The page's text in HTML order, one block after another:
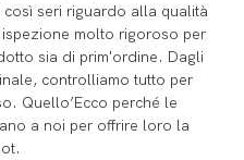
così seri riguardo alla qualità
molto rigoroso per
sia di prim'ordine. Dagli
controlliamo tutto per
Quello’Ecco perché le
a noi per offrire loro la